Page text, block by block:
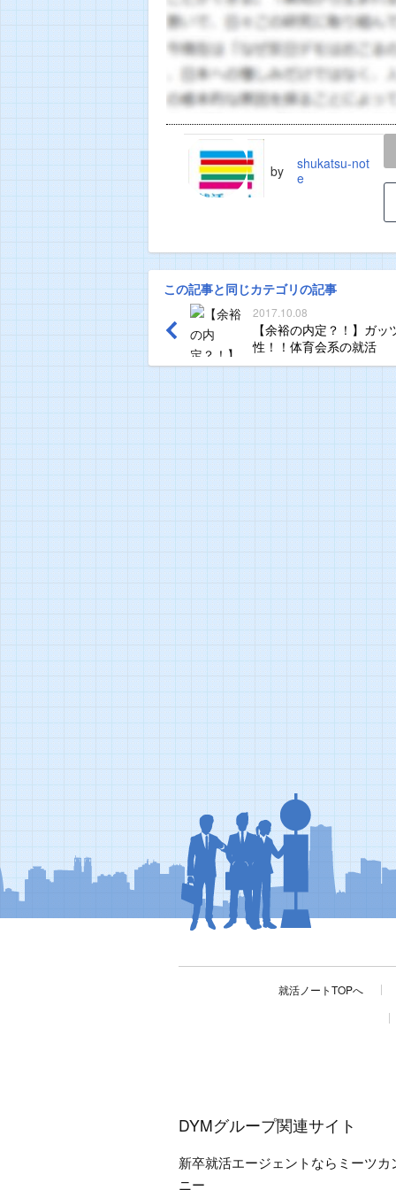
by
shukatsu-not
e
LINE
この記事と同じカテゴリの記事
2017.10.08
【余裕の内定？！】ガッ
性！！体育会系の就活
就活ノートTOPへ
DYMグループ関連サイト
新卒就活エージェントならミーツカ
ニー